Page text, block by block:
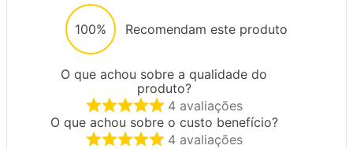
100% Recomendam este produto
O que achou sobre a qualidade do
produto?
4 avaliações
O que achou sobre o custo benefício?
4 avaliações